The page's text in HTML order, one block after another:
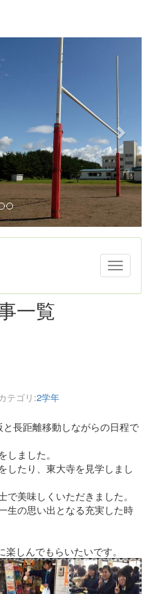
一覧
テゴリ:2学年
長距離移動しながらの日程で
ました。
したり、東大寺を見学しまし
美味しくいただきました。
生の思い出となる充実した時
しんでもらいたいです。